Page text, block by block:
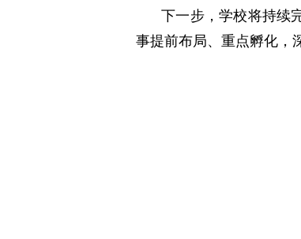
下一步，学校将持续
事提前布局、重点孵化，